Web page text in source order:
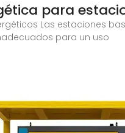
para
Las estaciones
para un uso